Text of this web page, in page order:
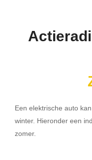
Een elektrische auto
winter. Hieronder een
zomer.